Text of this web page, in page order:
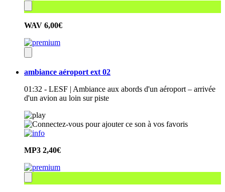
WAV 6,00€
ambiance aéroport ext 02
01:32 - LESF | Ambiance aux abords d'un aéroport – arrivée
d'un avion au loin sur piste
MP3 2,40€